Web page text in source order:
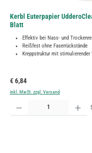
Kerbl Euterpapier
Blatt
Effektiv bei Nass- und
Reißfest ohne Faserrückstände
Kreppstruktur mit stimulierender
Regulärer Preis:
€ 6,84
inkl. MwSt. zzgl. Versand
Produkt Anzahl: Gib den